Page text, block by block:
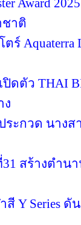
Award
าติ
ร์
ดตัว THAI
ง
ะกวด นางส
สร้างตำ
Y Series